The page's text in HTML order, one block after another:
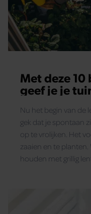
Met deze
geef je je
Nu het begin van de
gek dat je spontaan
op te vrolijken. Het
zaaien en te
houden met grillig